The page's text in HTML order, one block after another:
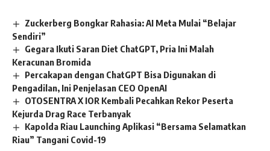
Zuckerberg Bongkar Rahasia: AI Meta Mulai “Belajar
Sendiri”
Gegara Ikuti Saran Diet ChatGPT, Pria Ini Malah
Keracunan Bromida
Percakapan dengan ChatGPT Bisa Digunakan di
Pengadilan, Ini Penjelasan CEO OpenAI
OTOSENTRA X IOR Kembali Pecahkan Rekor Peserta
Kejurda Drag Race Terbanyak
Kapolda Riau Launching Aplikasi “Bersama Selamatkan
Riau” Tangani Covid-19